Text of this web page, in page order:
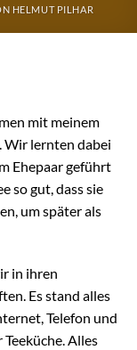
HELMUT PILHAR
mit meinem
Wir lernten dabei
Ehepaar geführt
so gut, dass sie
um später als
in ihren
Es stand alles
Telefon und
Alles